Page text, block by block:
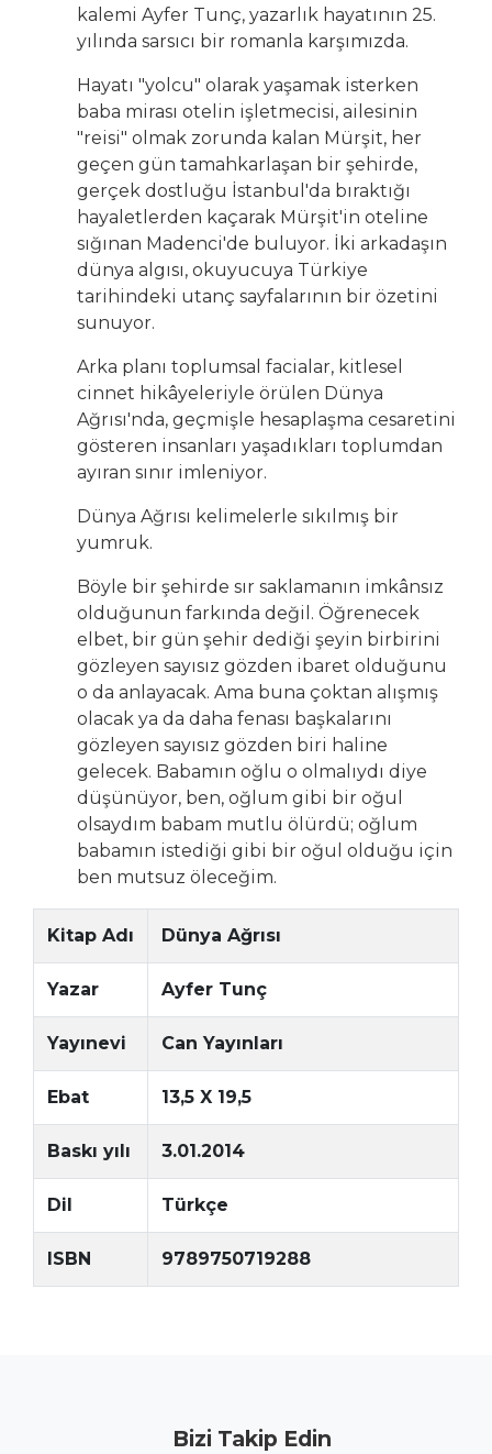
kalemi Ayfer Tunç, yazarlık hayatının 25.
yılında sarsıcı bir romanla karşımızda.
Hayatı "yolcu" olarak yaşamak isterken
baba mirası otelin işletmecisi, ailesinin
"reisi" olmak zorunda kalan Mürşit, her
geçen gün tamahkarlaşan bir şehirde,
gerçek dostluğu İstanbul'da bıraktığı
hayaletlerden kaçarak Mürşit'in oteline
sığınan Madenci'de buluyor. İki arkadaşın
dünya algısı, okuyucuya Türkiye
tarihindeki utanç sayfalarının bir özetini
sunuyor.
Arka planı toplumsal facialar, kitlesel
cinnet hikâyeleriyle örülen Dünya
Ağrısı'nda, geçmişle hesaplaşma cesaretini
gösteren insanları yaşadıkları toplumdan
ayıran sınır imleniyor.
Dünya Ağrısı kelimelerle sıkılmış bir
yumruk.
Böyle bir şehirde sır saklamanın imkânsız
olduğunun farkında değil. Öğrenecek
elbet, bir gün şehir dediği şeyin birbirini
gözleyen sayısız gözden ibaret olduğunu
o da anlayacak. Ama buna çoktan alışmış
olacak ya da daha fenası başkalarını
gözleyen sayısız gözden biri haline
gelecek. Babamın oğlu o olmalıydı diye
düşünüyor, ben, oğlum gibi bir oğul
olsaydım babam mutlu ölürdü; oğlum
babamın istediği gibi bir oğul olduğu için
ben mutsuz öleceğim.
Kitap Adı Dünya Ağrısı
Yazar Ayfer Tunç
Yayınevi Can Yayınları
Ebat 13,5 X 19,5
Baskı yılı 3.01.2014
Dil Türkçe
ISBN 9789750719288
Bizi Takip Edin